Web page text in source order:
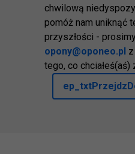
chwilową
pomóż nam uniknąć
przyszłości -
opony@oponeo.pl
tego, co chciałeś(aś)